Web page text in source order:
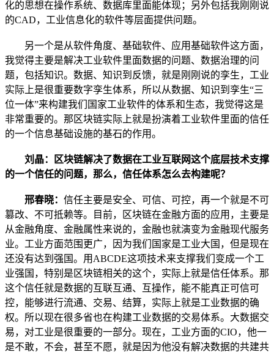
化的思想在操作系统、数据库里面能体现；另外包括我刚刚说
的CAD，工业信息化的软件等层面提供问题。
另一个是从软件角度、基础软件、应用基础软件这方面，
我觉得主要是解决工业软件里面数据的问题、数据治理的问
题，包括知识。数据、知识到反馈，就是刚刚说的孪生，工业
实际上是很重要数字孪生体系，所以从数据、知识到孪生“三
位一体”来构建我们国家工业软件的体系和生态，我觉得这是
非常重要的。那区块链实际上就是扮演着工业软件里面的信任
的一个信息基础设施的基石的作用。
刘晶：区块链解决了数据在工业互联网这个底层技术支撑
的一个信任的问题，那么，信任体系怎么去构建呢？
邢春晓： 信任主要是安全、可信、可控，再一个就是不可
篡改、不可抵赖等。目前，区块链在金融方面的应用，主要是
从金融角度、金融属性来说的，金融也就演变为金融现代服务
业。工业方面范围更广，因为我们国家是工业大国，但是现在
还没有达到强国。用ABCDE这项技术来支撑我们变成一个工
业强国，特别是区块链相关的这个，实际上就是信任体系。那
这个信任就是数据的互联互通、互操作，能不能真正可信可
控，能够进行流通、交易、结算，实际上就是工业数据的确
权。所以现在很多省也在构建工业数据的交易体系。大数据交
易，对工业是很重要的一部分。现在，工业方面的CIO，他一
是不敢，不会，甚至不愿，就是因为他没有解决数据的共建共